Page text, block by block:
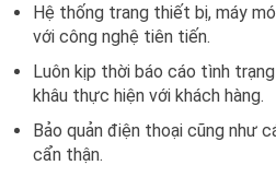
Hệ thống trang thiết bị, máy
với công nghệ tiên tiến.
Luôn kịp thời báo cáo tình
khâu thực hiện với khách hàng.
Bảo quản điện thoại cũng như
cẩn thận.